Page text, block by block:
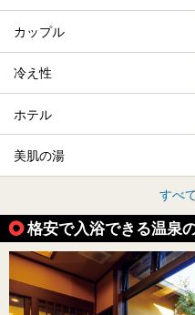
カップル
冷え性
ホテル
美肌の湯
すべ
格安で入浴できる温泉